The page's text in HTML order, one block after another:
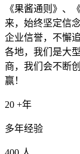
《果酱通则》、
来，始终坚定信
企业信誉，不懈
各地，我们是大
商，我们会不断
赢！
20 +年
多年经验